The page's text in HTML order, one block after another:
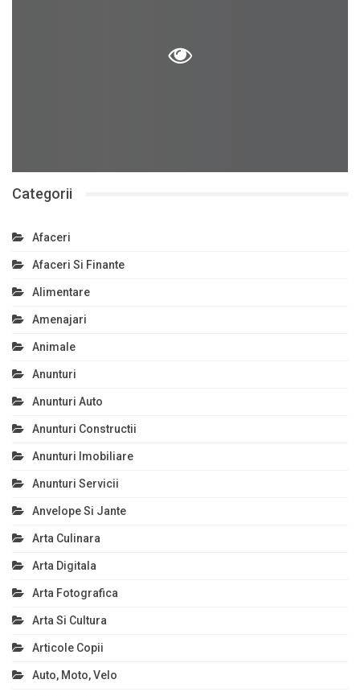
Categorii
Afaceri
Afaceri Si Finante
Alimentare
Amenajari
Animale
Anunturi
Anunturi Auto
Anunturi Constructii
Anunturi Imobiliare
Anunturi Servicii
Anvelope Si Jante
Arta Culinara
Arta Digitala
Arta Fotografica
Arta Si Cultura
Articole Copii
Auto, Moto, Velo